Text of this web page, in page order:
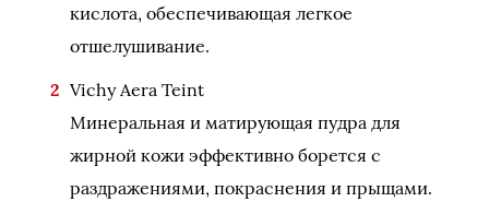
кислота, обеспечивающая легкое
отшелушивание.
Vichy Aera Teint
Минеральная и матирующая пудра для
жирной кожи эффективно борется с
раздражениями, покраснения и прыщами.